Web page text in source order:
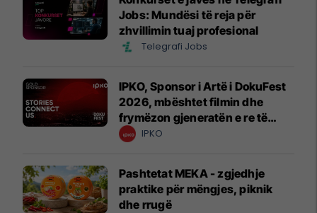
Jobs: Mundësi të reja për
zhvillimin tuaj profesional
Telegrafi Jobs
IPKO, Sponsor i Artë i DokuFest
2026, mbështet filmin dhe
frymëzon gjeneratën e re të
krijuesve
IPKO
Pashtetat MEKA - zgjedhje
praktike për mëngjes, piknik
dhe rrugë